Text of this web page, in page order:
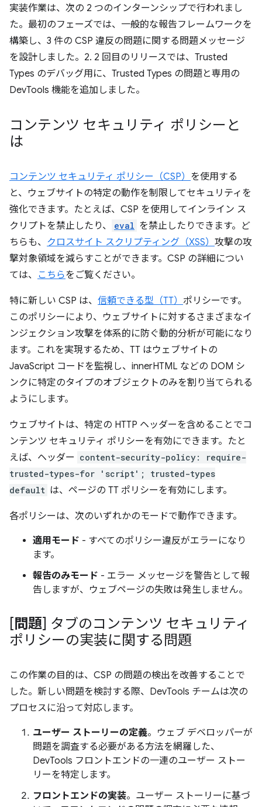
実装作業は、次の 2 つのインターンシップで行われまし
た。最初のフェーズでは、一般的な報告フレームワークを
構築し、3 件の CSP 違反の問題に関する問題メッセージ
を設計しました。2. 2 回目のリリースでは、Trusted
Types のデバッグ用に、Trusted Types の問題と専用の
DevTools 機能を追加しました。
コンテンツ セキュリティ ポリシーと
は
コンテンツ セキュリティ ポリシー（CSP） を使用する
と、ウェブサイトの特定の動作を制限してセキュリティを
強化できます。たとえば、CSP を使用してインライン ス
クリプトを禁止したり、
eval を禁止したりできます。ど
ちらも、 クロスサイト スクリプティング（XSS） 攻撃の攻
撃対象領域を減らすことができます。CSP の詳細につい
ては、 こちらをご覧ください。
特に新しい CSP は、 信頼できる型（TT） ポリシーです。
このポリシーにより、ウェブサイトに対するさまざまなイ
ンジェクション攻撃を体系的に防ぐ動的分析が可能になり
ます。これを実現するため、TT はウェブサイトの
JavaScript コードを監視し、innerHTML などの DOM シ
ンクに特定のタイプのオブジェクトのみを割り当てられる
ようにします。
ウェブサイトは、特定の HTTP ヘッダーを含めることでコ
ンテンツ セキュリティ ポリシーを有効にできます。たと
えば、ヘッダー content-security-policy: require-
trusted-types-for 'script'; trusted-types
default は、ページの TT ポリシーを有効にします。
各ポリシーは、次のいずれかのモードで動作できます。
適用モード - すべてのポリシー違反がエラーになり
ます。
報告のみモード - エラー メッセージを警告として報
告しますが、ウェブページの失敗は発生しません。
[ 問題] タブのコンテンツ セキュリティ
ポリシーの実装に関する問題
この作業の目的は、CSP の問題の検出を改善することで
した。新しい問題を検討する際、DevTools チームは次の
プロセスに沿って対応します。
ユーザー ストーリーの定義。ウェブ デベロッパーが
問題を調査する必要がある方法を網羅した、
DevTools フロントエンドの一連のユーザー ストー
リーを特定します。
フロントエンドの実装。ユーザー ストーリーに基づ